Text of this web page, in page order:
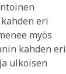
eri
myös
kahden eri
ulkoisen